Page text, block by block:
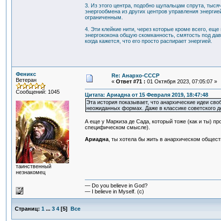
3. Из этого центра, подобно щупальцам спрута,
энергообмена из других центров управления
ограниченным.
4. Эти клейкие нити, через которые кроме всего,
энергококона общую скомканность, смятость под
когда кажется, что его просто распирает энергией.
Феникс
Ветеран
Сообщений: 1045
таинственный
незнакомец
Re: Анархо-СССР
« Ответ #71 : 01 Октября 2023, 07:05:07 »
Цитата: Ариадна от 15 Февраля 2019, 18:47:48
Эта история показывает, что анархические идеи
неожиданных формах. Даже в классике советского
А еще у Маркиза де Сада, который тоже (как и ты)
специфическом смысле).
Ариадна, ты хотела бы жить в анархическом
— Do you believe in God?
— I believe in Myself. (c)
Страниц: 1 ... 3 4[5] Все